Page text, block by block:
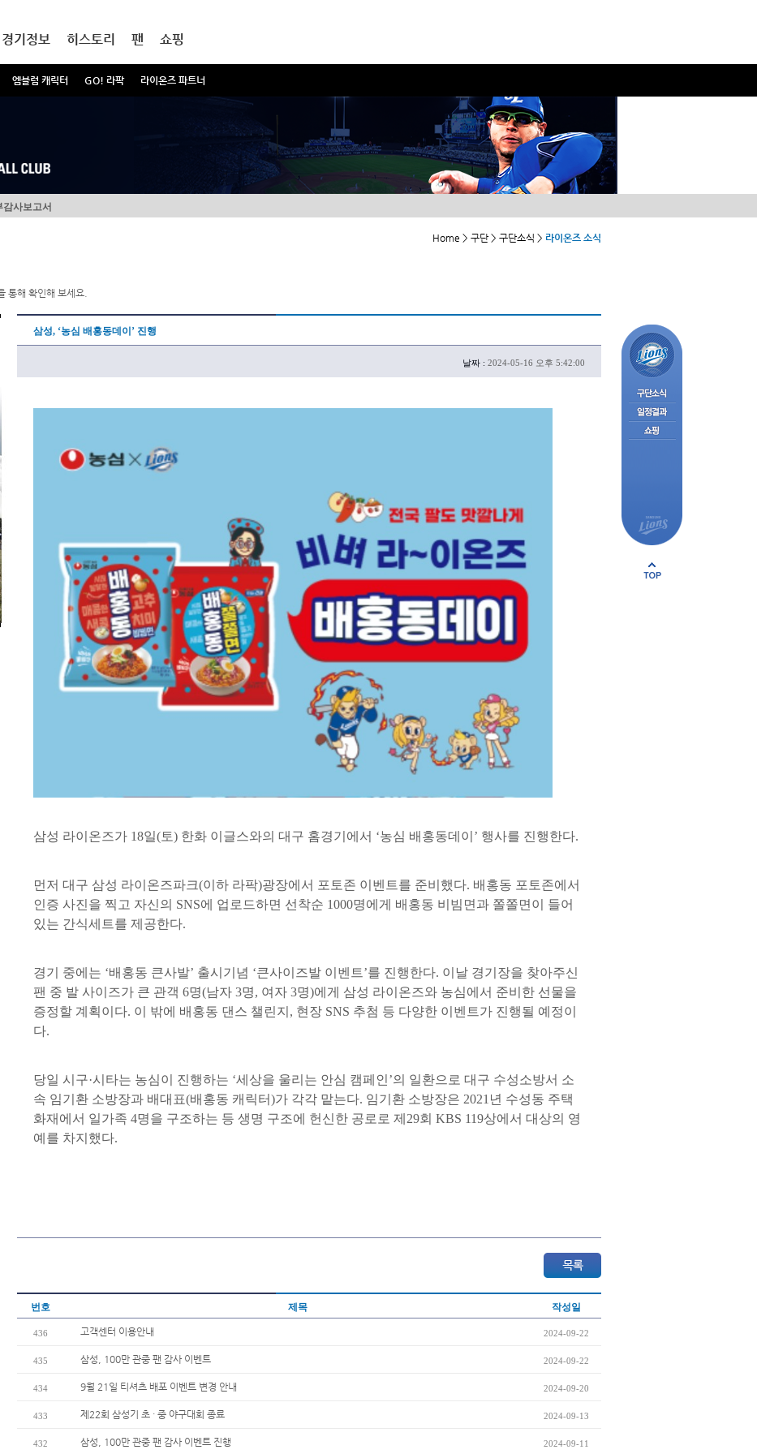
엠블럼 캐릭터 GO! 라팍 라이온즈 파트너
경기정보 히스토리 팬 쇼핑
감사보고서
Home > 구단 > 구단소식 > 라이온즈 소식
통해 확인해 보세요.
삼성, ‘농심 배홍동데이’ 진행
날짜 : 2024-05-16 오후 5:42:00
삼성 라이온즈가 18일(토) 한화 이글스와의 대구 홈경기에서 ‘농심 배홍동데이’ 행사를 진행한다.
먼저 대구 삼성 라이온즈파크(이하 라팍)광장에서 포토존 이벤트를 준비했다. 배홍동 포토존에서
인증 사진을 찍고 자신의 SNS에 업로드하면 선착순 1000명에게 배홍동 비빔면과 쫄쫄면이 들어
있는 간식세트를 제공한다.
경기 중에는 ‘배홍동 큰사발’ 출시기념 ‘큰사이즈발 이벤트’를 진행한다. 이날 경기장을 찾아주신
팬 중 발 사이즈가 큰 관객 6명(남자 3명, 여자 3명)에게 삼성 라이온즈와 농심에서 준비한 선물을
증정할 계획이다. 이 밖에 배홍동 댄스 챌린지, 현장 SNS 추첨 등 다양한 이벤트가 진행될 예정이
다.
당일 시구·시타는 농심이 진행하는 ‘세상을 울리는 안심 캠페인’의 일환으로 대구 수성소방서 소
속 임기환 소방장과 배대표(배홍동 캐릭터)가 각각 맡는다. 임기환 소방장은 2021년 수성동 주택
화재에서 일가족 4명을 구조하는 등 생명 구조에 헌신한 공로로 제29회 KBS 119상에서 대상의 영
예를 차지했다.
번호 제목 작성일
436 고객센터 이용안내 2024-09-22
435 삼성, 100만 관중 팬 감사 이벤트 2024-09-22
434 9월 21일 티셔츠 배포 이벤트 변경 안내 2024-09-20
433 제22회 삼성기 초 · 중 야구대회 종료 2024-09-13
432 삼성, 100만 관중 팬 감사 이벤트 진행 2024-09-11